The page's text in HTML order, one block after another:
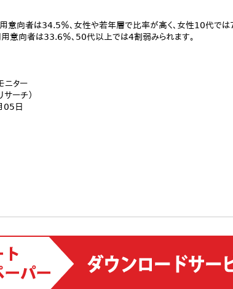
意向者は34.5％、女性や若年層で比率が高く、女性10代では
用意向者は33.6％、50代以上では4割弱みられます。
ニター
サーチ）
05日